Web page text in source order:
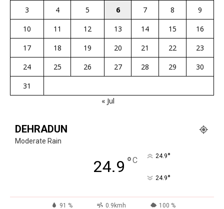
3 4 5 6 7 8
9
10
11 12 13 14 15
16
17
18 19 20 21 22
23
24
25 26 27 28 29
30
31
« Jul
DEHRADUN
Moderate Rain
24.9 °C 24.9°
24.9°
91 % 0.9kmh 100 %